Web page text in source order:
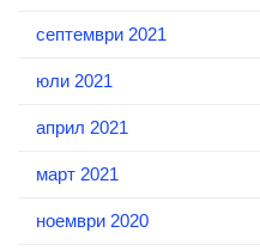
септември 2021
юли 2021
април 2021
март 2021
ноември 2020